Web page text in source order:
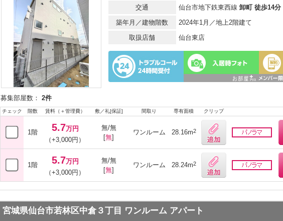
交通
仙台市地下鉄東西線 卸町 徒歩14分
築年月／建物階数
2024年1月／地上2階建て
取扱店舗
仙台東店
募集部屋数： 2件
チェック 階数 賃料（＋管理費） 敷／礼[保証] 間取り 専有面積 クリップ
1階 5.7万円
（+3,000円）
無/無
[無]
ワンルーム 28.16m2
1階 5.7万円
（+3,000円）
無/無
[無]
ワンルーム 28.24m2
宮城県仙台市若林区中倉３丁目 ワンルーム アパート